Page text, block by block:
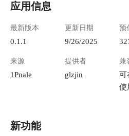
应用信息
最新版本
0.1.1
更新日期
9/26/2025
预
来源
1Pnale
提供者
glzjin
兼
可
使
新功能